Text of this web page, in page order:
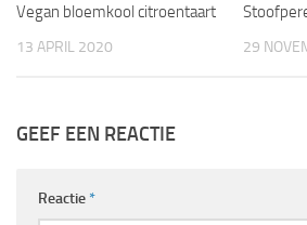
Vegan bloemkool citroentaart
13 APRIL 2020 29
GEEF EEN REACTIE
Reactie*